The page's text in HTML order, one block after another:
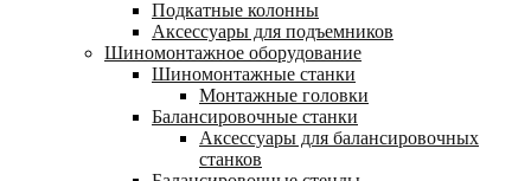
Подкатные колонны
Аксессуары для подъемников
Шиномонтажное оборудование
Шиномонтажные станки
Монтажные головки
Балансировочные станки
Аксессуары для балансировочных
станков